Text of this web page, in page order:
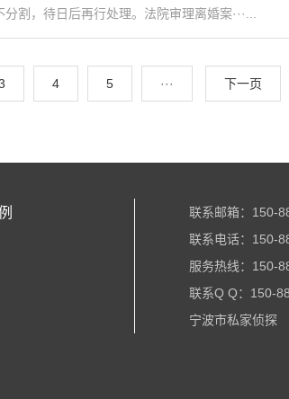
割，待日后再行处理。法院审理离婚案···...
4 5 ··· 下一页
联系邮箱：150-
联系电话： 150-
服务热线：150-
联系Q Q：150-
宁波市私家侦探